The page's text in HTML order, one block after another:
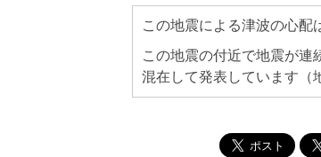
この地震による津波の心配
この地震の付近で地震が連
混在して発表しています（